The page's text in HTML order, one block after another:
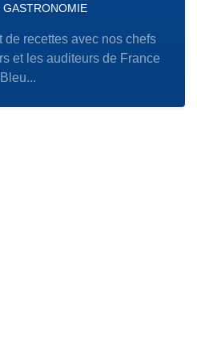
GASTRONOMIE
de recettes avec nos chefs
et les auditeurs de France
Bleu...